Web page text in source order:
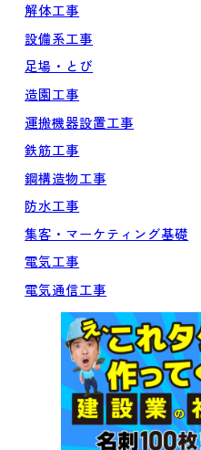
解体工事
設備系工事
足場・とび
造園工事
運搬機器設置工事
鉄筋工事
鋼構造物工事
防水工事
集客・マーケティング基礎
電気工事
電気通信工事